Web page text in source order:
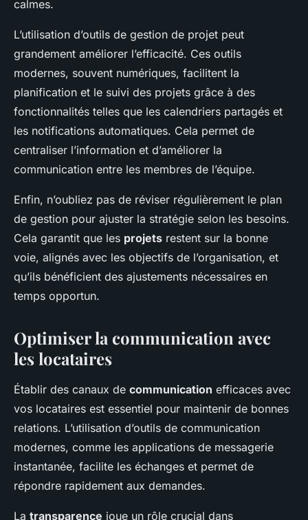
calmes.
L’utilisation d’outils de gestion de projet peut
grandement améliorer l’efficacité. Ces outils
modernes, souvent numériques, facilitent la
planification et le suivi des projets grâce à des
fonctionnalités telles que les calendriers partagés et
les notifications automatiques. Cela permet de
centraliser l’information et d’améliorer la
communication entre les membres de l’équipe.
Enfin, n’oubliez pas de réviser régulièrement le plan
de gestion pour ajuster la stratégie selon les besoins.
Cela garantit que les projets restent sur la bonne
voie, alignés avec les objectifs de l’organisation, et
qu’ils bénéficient des ajustements nécessaires en
temps opportun.
Optimiser la communication avec
les locataires
Établir des canaux de communication efficaces avec
vos locataires est essentiel pour maintenir de bonnes
relations. L’utilisation d’outils de communication
modernes, comme les applications de messagerie
instantanée, facilite les échanges et permet de
répondre rapidement aux demandes.
La transparence joue un rôle crucial dans